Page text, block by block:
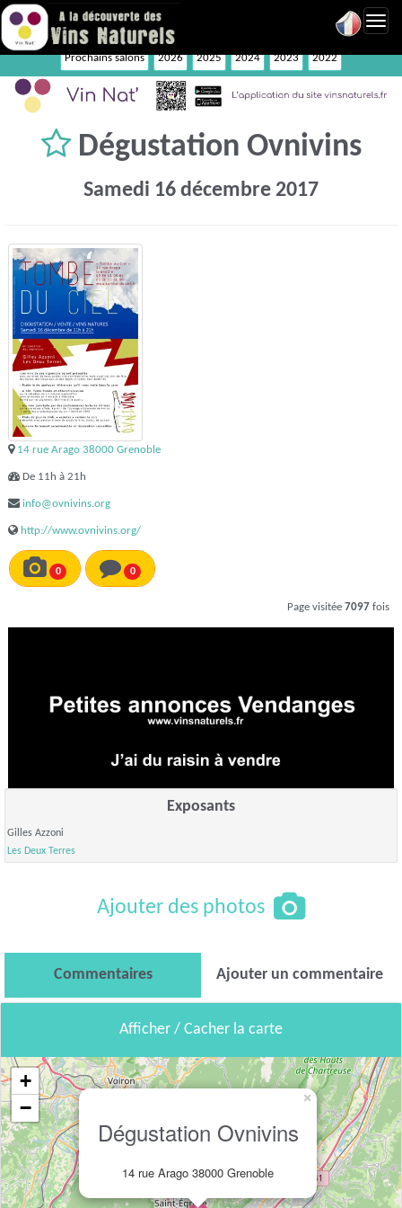
Prochains salons 2026 2025 2024 2023 2022
Dégustation Ovnivins
Samedi 16 décembre 2017
14 rue Arago 38000 Grenoble
De 11h à 21h
info@ovnivins.org
http://www.ovnivins.org/
0 0
Page visitée 7097 fois
Exposants
Gilles Azzoni
Les Deux Terres
Ajouter des photos
Commentaires Ajouter un commentaire
Afficher / Cacher la carte
Dégustation Ovnivins
14 rue Arago 38000 Grenoble
×
+
−